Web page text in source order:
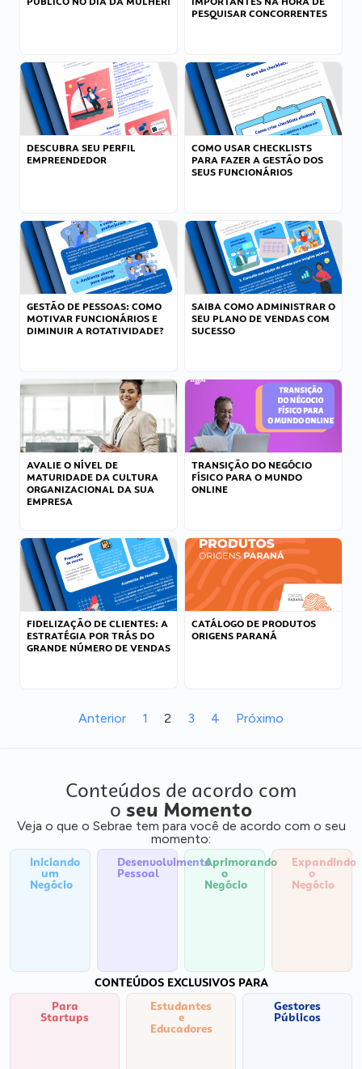
PESQUISAR CONCORRENTES
DESCUBRA SEU PERFIL
EMPREENDEDOR
COMO USAR CHECKLISTS
PARA FAZER A GESTÃO DOS
SEUS FUNCIONÁRIOS
GESTÃO DE PESSOAS: COMO
MOTIVAR FUNCIONÁRIOS E
DIMINUIR A ROTATIVIDADE?
SAIBA COMO ADMINISTRAR O
SEU PLANO DE VENDAS COM
SUCESSO
AVALIE O NÍVEL DE
MATURIDADE DA CULTURA
ORGANIZACIONAL DA SUA
EMPRESA
TRANSIÇÃO DO NEGÓCIO
FÍSICO PARA O MUNDO
ONLINE
FIDELIZAÇÃO DE CLIENTES: A
ESTRATÉGIA POR TRÁS DO
GRANDE NÚMERO DE VENDAS
CATÁLOGO DE PRODUTOS
ORIGENS PARANÁ
Anterior 1 2 3 4 Próximo
Conteúdos de acordo com
o seu Momento
Veja o que o Sebrae tem para você de acordo com o seu
momento:
Iniciando
um
Negócio
Desenvolvimento
Pessoal
Aprimorando
o
Negócio
Expandindo
o
Negócio
CONTEÚDOS EXCLUSIVOS PARA
Para
Startups
Estudantes
e
Educadores
Gestores
Públicos